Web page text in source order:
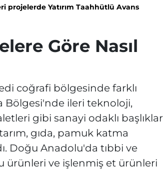
projelerde Yatırım Taahhütlü Avans
Göre Nasıl
coğrafi bölgesinde farklı
Bölgesi'nde ileri teknoloji,
gibi sanayi odaklı başlıklar
gıda, pamuk katma
Doğu Anadolu'da tıbbi ve
ürünleri ve işlenmiş et ürünleri